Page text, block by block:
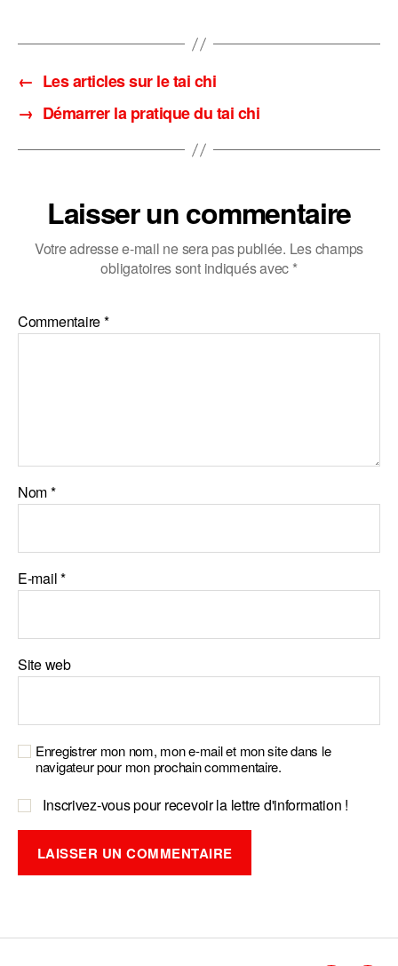
← Les articles sur le tai chi
→ Démarrer la pratique du tai chi
Laisser un commentaire
Votre adresse e-mail ne sera pas publiée. Les champs
obligatoires sont indiqués avec *
Commentaire*
Nom*
E-mail*
Site web
Enregistrer mon nom, mon e-mail et mon site dans le
navigateur pour mon prochain commentaire.
Inscrivez-vous pour recevoir la lettre d'information !
t